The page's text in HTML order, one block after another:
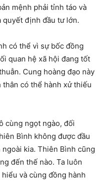
mệnh phải tỉnh táo và
quyết định đầu tư lớn.
có thể vì sự bốc đồng
quan hệ xã hội đang tốt
Cung hoàng đạo này
có thể hành xử thiếu
cùng ngọt ngào, đối
Bình không được đầu
kia. Thiên Bình cũng
đến thế nào. Ta luôn
và cùng đồng hành